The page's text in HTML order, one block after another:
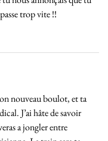
trop vite !!
nouveau boulot, et ta
J’ai hâte de savoir
a jongler entre